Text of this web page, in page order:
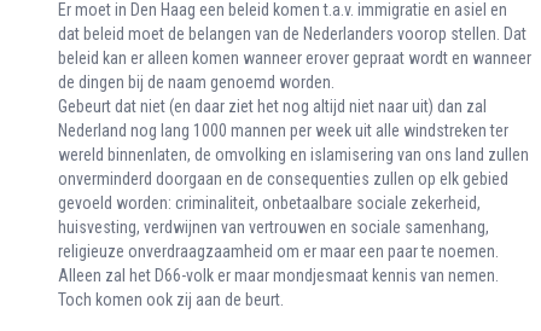
Er moet in Den Haag een beleid komen t.a.v. immigratie en asiel en
dat beleid moet de belangen van de Nederlanders voorop stellen. Dat
beleid kan er alleen komen wanneer erover gepraat wordt en wanneer
de dingen bij de naam genoemd worden.
Gebeurt dat niet (en daar ziet het nog altijd niet naar uit) dan zal
Nederland nog lang 1000 mannen per week uit alle windstreken ter
wereld binnenlaten, de omvolking en islamisering van ons land zullen
onverminderd doorgaan en de consequenties zullen op elk gebied
gevoeld worden: criminaliteit, onbetaalbare sociale zekerheid,
huisvesting, verdwijnen van vertrouwen en sociale samenhang,
religieuze onverdraagzaamheid om er maar een paar te noemen.
Alleen zal het D66-volk er maar mondjesmaat kennis van nemen.
Toch komen ook zij aan de beurt.